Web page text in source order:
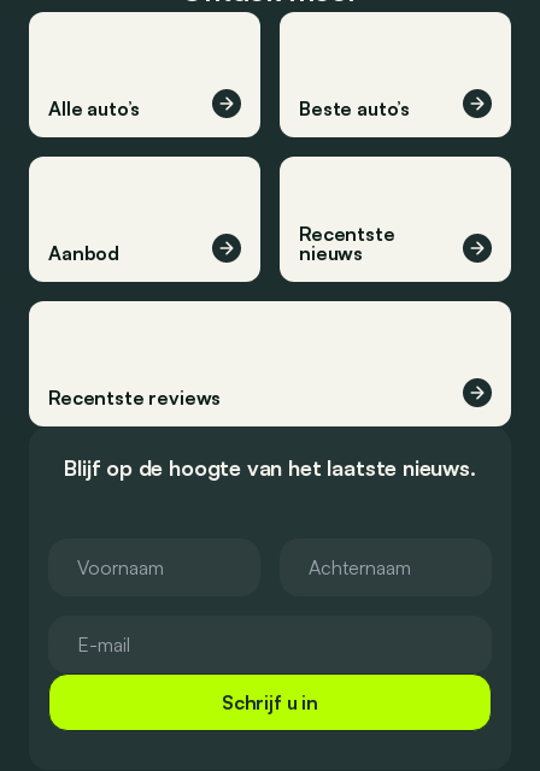
Alle auto’s Beste auto’s
Aanbod
Recentste
nieuws
Recentste reviews
Blijf op de hoogte van het laatste nieuws.
Schrijf u in